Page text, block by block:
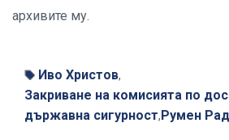
архивите му.
Иво Христов,
Закриване на комисията по
държавна сигурност, Румен